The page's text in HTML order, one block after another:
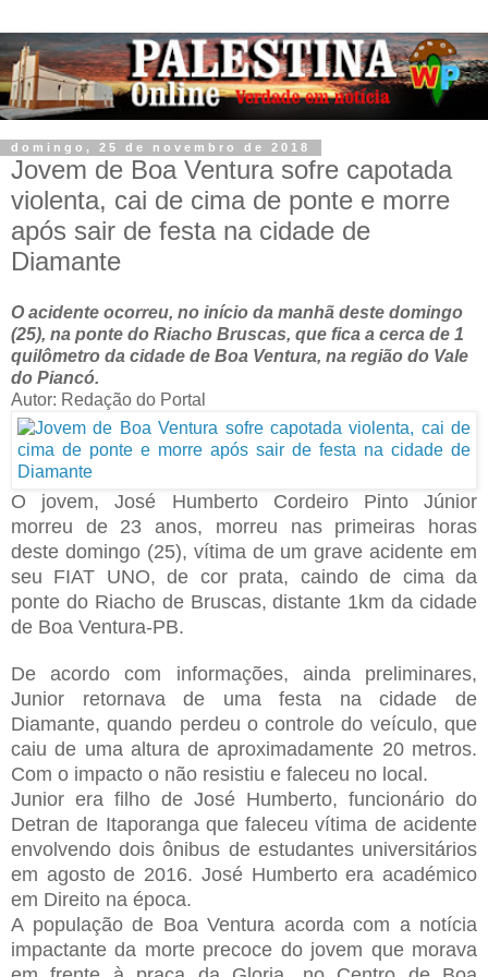
domingo, 25 de novembro de 2018
Jovem de Boa Ventura sofre capotada
violenta, cai de cima de ponte e morre
após sair de festa na cidade de
Diamante
O acidente ocorreu, no início da manhã deste domingo
(25), na ponte do Riacho Bruscas, que fica a cerca de 1
quilômetro da cidade de Boa Ventura, na região do Vale
do Piancó.
Autor: Redação do Portal
O jovem, José Humberto Cordeiro Pinto Júnior
morreu de 23 anos, morreu nas primeiras horas
deste domingo (25), vítima de um grave acidente em
seu FIAT UNO, de cor prata, caindo de cima da
ponte do Riacho de Bruscas, distante 1km da cidade
de Boa Ventura-PB.
De acordo com informações, ainda preliminares,
Junior retornava de uma festa na cidade de
Diamante, quando perdeu o controle do veículo, que
caiu de uma altura de aproximadamente 20 metros.
Com o impacto o não resistiu e faleceu no local.
Junior era filho de José Humberto, funcionário do
Detran de Itaporanga que faleceu vítima de acidente
envolvendo dois ônibus de estudantes universitários
em agosto de 2016. José Humberto era académico
em Direito na época.
A população de Boa Ventura acorda com a notícia
impactante da morte precoce do jovem que morava